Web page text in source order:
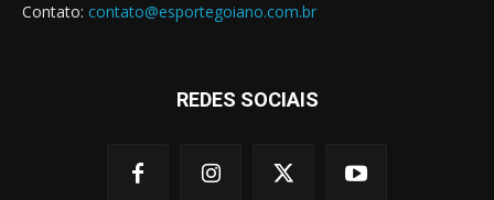
Contato: contato@esportegoiano.com.br
REDES SOCIAIS